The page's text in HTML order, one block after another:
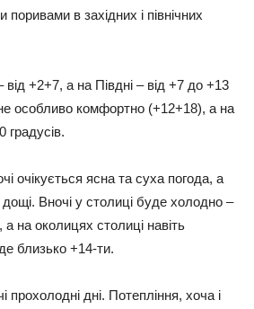
в західних і північних
+2+7, а на Півдні – від +7 до +13
особливо комфортно (+12+18), а на
градусів.
очікується ясна та суха погода, а
дощі. Вночі у столиці буде холодно –
а на околицях столиці навіть
близько +14-ти.
прохолодні дні. Потепління, хоча і